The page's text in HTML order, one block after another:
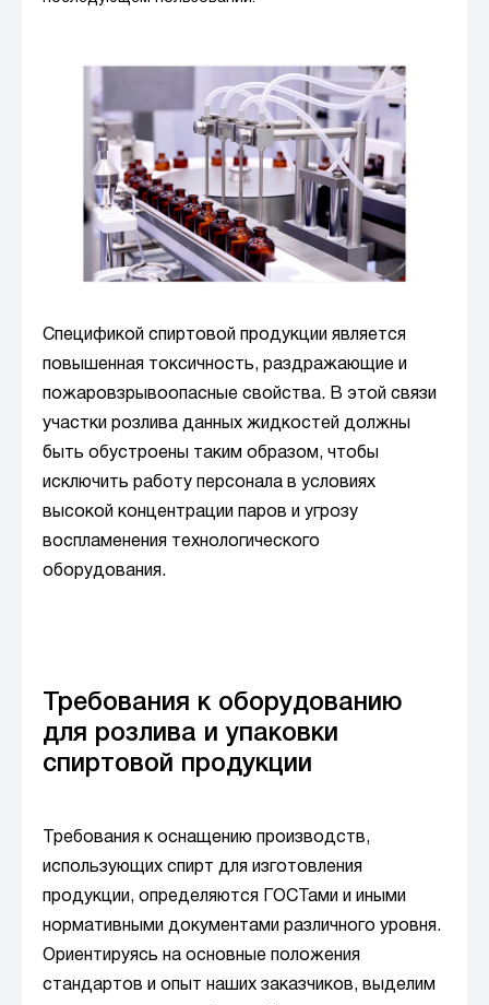
Спецификой спиртовой продукции является
повышенная токсичность, раздражающие и
пожаровзрывоопасные свойства. В этой связи
участки розлива данных жидкостей должны
быть обустроены таким образом, чтобы
исключить работу персонала в условиях
высокой концентрации паров и угрозу
воспламенения технологического
оборудования.
Требования к оборудованию
для розлива и упаковки
спиртовой продукции
Требования к оснащению производств,
использующих спирт для изготовления
продукции, определяются ГОСТами и иными
нормативными документами различного уровня.
Ориентируясь на основные положения
стандартов и опыт наших заказчиков, выделим